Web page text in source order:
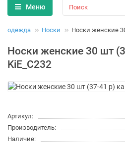
Меню
одежда Носки Носки женские
Носки женские 30 шт
KiE_C232
Артикул:
Производитель:
Наличие: